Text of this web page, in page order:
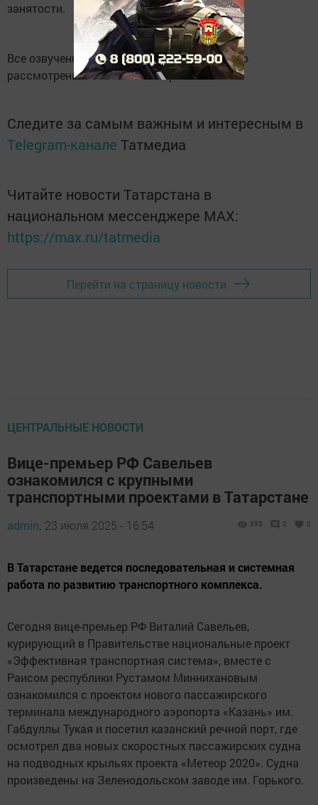
занятости.
Все озвученные вопросы были внимательно
рассмотрены и взяты на контроль.
Следите за самым важным и интересным в
Telegram-канале Татмедиа
Читайте новости Татарстана в
национальном мессенджере MАХ:
https://max.ru/tatmedia
Перейти на страницу новости
ЦЕНТРАЛЬНЫЕ НОВОСТИ
Вице-премьер РФ Савельев
ознакомился с крупными
транспортными проектами в Татарстане
admin, 23 июля 2025 - 16:54 355 0 0
В Татарстане ведется последовательная и системная
работа по развитию транспортного комплекса.
Сегодня вице-премьер РФ Виталий Савельев,
курирующий в Правительстве национальные проект
«Эффективная транспортная система», вместе с
Раисом республики Рустамом Миннихановым
ознакомился с проектом нового пассажирского
терминала международного аэропорта «Казань» им.
Габдуллы Тукая и посетил казанский речной порт, где
осмотрел два новых скоростных пассажирских судна
на подводных крыльях проекта «Метеор 2020». Судна
произведены на Зеленодольском заводе им. Горького.